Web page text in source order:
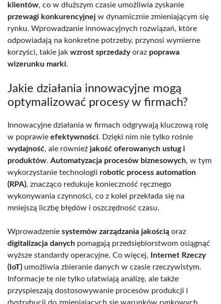
klientów, co w dłuższym czasie umożliwia zyskanie
przewagi konkurencyjnej w dynamicznie zmieniającym się
rynku. Wprowadzanie innowacyjnych rozwiązań, które
odpowiadają na konkretne potrzeby, przynosi wymierne
korzyści, takie jak wzrost sprzedażyoraz poprawa
wizerunku marki.
Jakie działania innowacyjne mogą
optymalizować procesy w firmach?
Innowacyjne działania w firmach odgrywają kluczową rolę
w poprawie efektywności. Dzięki nim nie tylko rośnie
wydajność, ale również jakość oferowanych usług i
produktów. Automatyzacja procesów biznesowych, w tym
wykorzystanie technologii robotic process automation
(RPA), znacząco redukuje konieczność ręcznego
wykonywania czynności, co z kolei przekłada się na
mniejszą liczbę błędów i oszczędność czasu.
Wprowadzenie systemów zarządzania jakością oraz
digitalizacja danych pomagają przedsiębiorstwom osiągnąć
wyższe standardy operacyjne. Co więcej,
Internet Rzeczy
(IoT) umożliwia zbieranie danych w czasie rzeczywistym.
Informacje te nie tylko ułatwiają analizę, ale także
przyspieszają dostosowywanie procesów produkcji i